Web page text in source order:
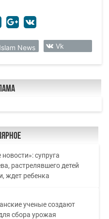
Islam News Vk
супруга
растрелявшего детей
ждет ребенка
ученые создают
сбора урожая